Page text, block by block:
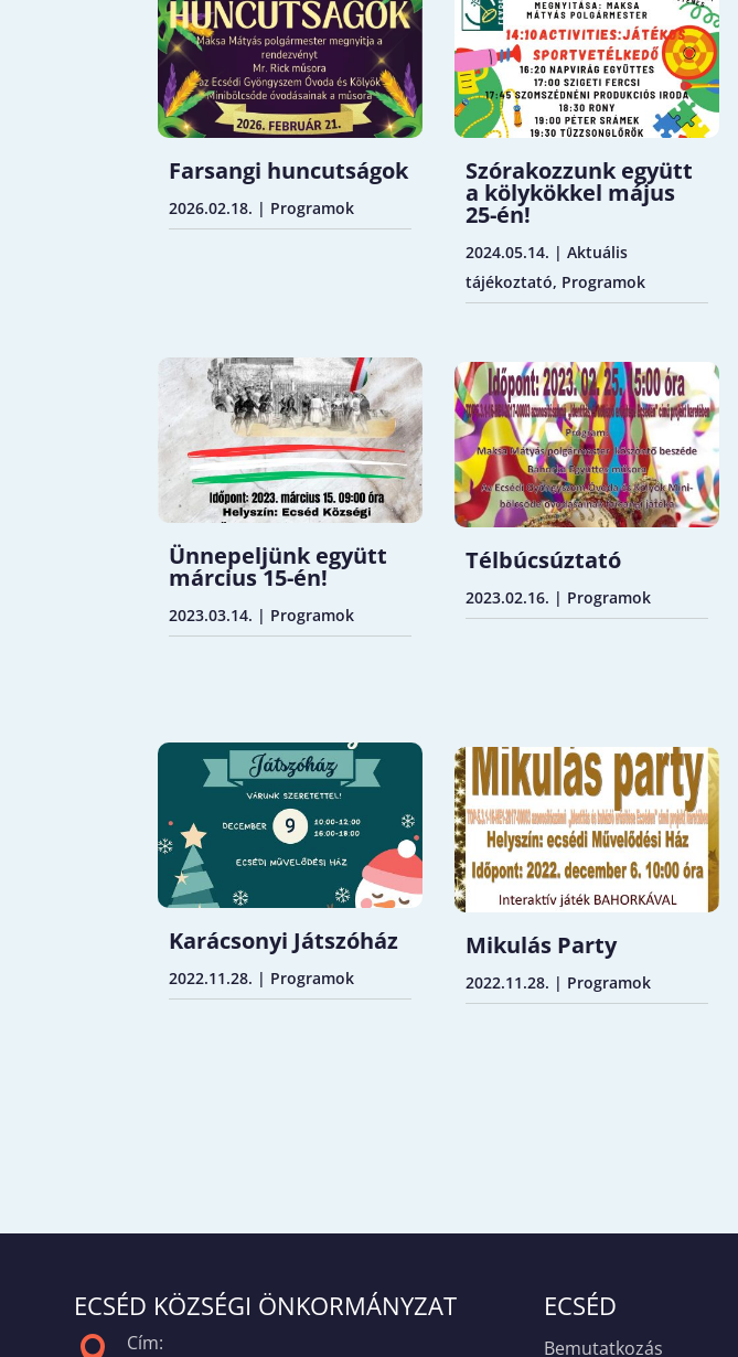
Farsangi huncutságok
2026.02.18. | Programok
Ünnepeljünk együtt
március 15-én!
2023.03.14. | Programok
Karácsonyi Játszóház
2022.11.28. | Programok
Szórakozzunk együtt
a kölykökkel május
25-én!
2024.05.14. |Aktuális
tájékoztató, Programok
Télbúcsúztató
2023.02.16. | Programok
Mikulás Party
2022.11.28. | Programok
ECSÉD KÖZSÉGI ÖNKORMÁNYZAT
Cím:
ECSÉD
Bemutatkozás